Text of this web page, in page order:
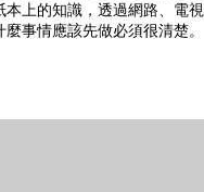
上的知識，透過網路、電
事情應該先做必須很清楚。